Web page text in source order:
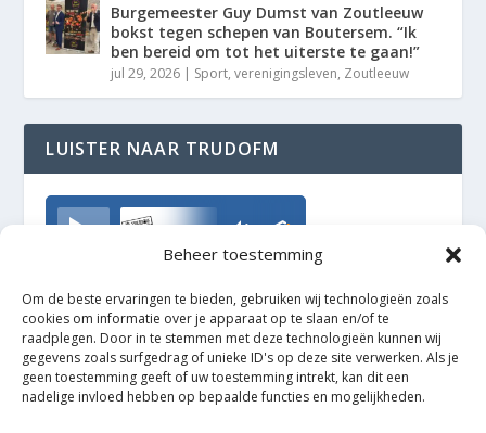
Beheer toestemming
Om de beste ervaringen te bieden, gebruiken wij technologieën zoals
cookies om informatie over je apparaat op te slaan en/of te
raadplegen. Door in te stemmen met deze technologieën kunnen wij
gegevens zoals surfgedrag of unieke ID's op deze site verwerken. Als je
geen toestemming geeft of uw toestemming intrekt, kan dit een
nadelige invloed hebben op bepaalde functies en mogelijkheden.
Burgemeester Guy Dumst van Zoutleeuw
bokst tegen schepen van Boutersem. “Ik
ben bereid om tot het uiterste te gaan!”
jul 29, 2026 | Sport,verenigingsleven, Zoutleeuw
LUISTER NAAR TRUDOFM
TrudoFM